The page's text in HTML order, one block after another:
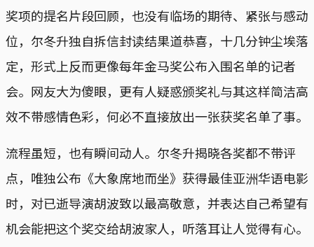
奖项的提名片段回顾，也没有临场的期待、紧张与感动
位，尔冬升独自拆信封读结果道恭喜，十几分钟尘埃落
定，形式上反而更像每年金马奖公布入围名单的记者
会。网友大为傻眼，更有人疑惑颁奖礼与其这样简洁高
效不带感情色彩，何必不直接放出一张获奖名单了事。
流程虽短，也有瞬间动人。尔冬升揭晓各奖都不带评
点，唯独公布《大象席地而坐》获得最佳亚洲华语电影
时，对已逝导演胡波致以最高敬意，并表达自己希望有
机会能把这个奖交给胡波家人，听落耳让人觉得有心。